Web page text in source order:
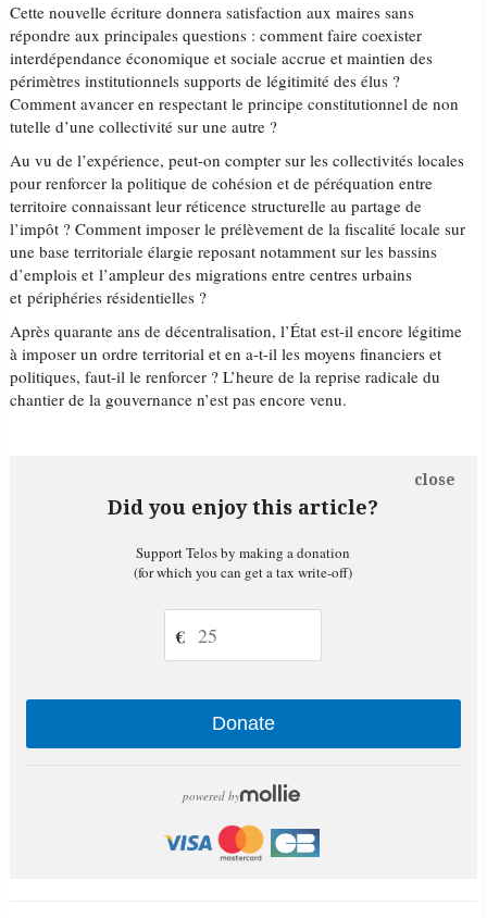
Cette nouvelle écriture donnera satisfaction aux maires sans
répondre aux principales questions : comment faire coexister
interdépendance économique et sociale accrue et maintien des
périmètres institutionnels supports de légitimité des élus ?
Comment avancer en respectant le principe constitutionnel de non
tutelle d’une collectivité sur une autre ?
Au vu de l’expérience, peut-on compter sur les collectivités locales
pour renforcer la politique de cohésion et de péréquation entre
territoire connaissant leur réticence structurelle au partage de
l’impôt ? Comment imposer le prélèvement de la fiscalité locale sur
une base territoriale élargie reposant notamment sur les bassins
d’emplois et l’ampleur des migrations entre centres urbains
et périphéries résidentielles ?
Après quarante ans de décentralisation, l’État est-il encore légitime
à imposer un ordre territorial et en a-t-il les moyens financiers et
politiques, faut-il le renforcer ? L’heure de la reprise radicale du
chantier de la gouvernance n’est pas encore venu.
Did you enjoy this article?
close
Support Telos by making a donation
(for which you can get a tax write-off)
€
Donate
powered by